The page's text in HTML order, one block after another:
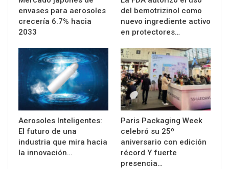
envases para aerosoles
crecería 6.7% hacia
2033
del bemotrizinol como
nuevo ingrediente activo
en protectores…
Aerosoles Inteligentes:
El futuro de una
industria que mira hacia
la innovación…
Paris Packaging Week
celebró su 25º
aniversario con edición
récord Y fuerte
presencia…